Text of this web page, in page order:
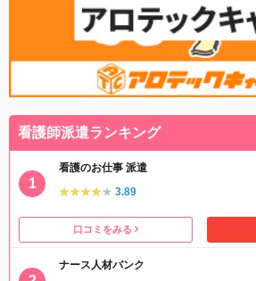
看護師派遣ランキング
看護のお仕事 派遣
★★★★★
★★★★★ 3.89
口コミをみる
ナース人材バンク